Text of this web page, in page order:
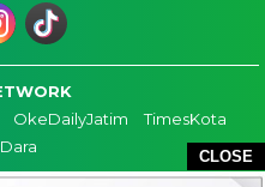
CLOSE
OkeDailyJatim
TimesKota